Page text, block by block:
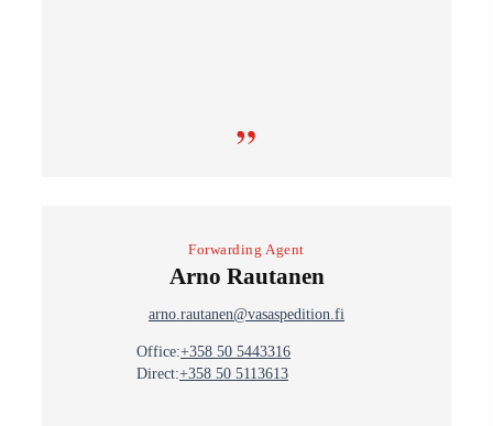
”
Forwarding Agent
Arno Rautanen
arno.rautanen@vasaspedition.fi
Office:+358 50 5443316
Direct:+358 50 5113613